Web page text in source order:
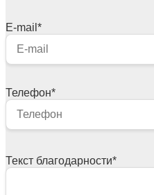
E-mail *
Телефон*
Текст благодарности*